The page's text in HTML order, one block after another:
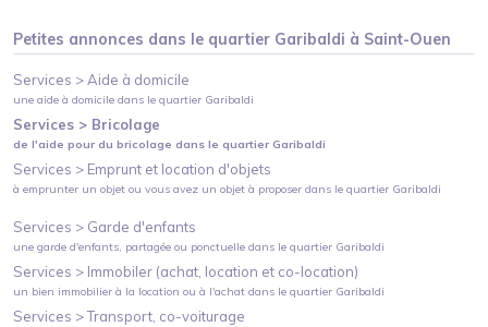
Petites annonces dans le quartier Garibaldi à Saint-Ouen
Services > Aide à domicile
une aide à domicile dans le quartier Garibaldi
Services > Bricolage
de l'aide pour du bricolage dans le quartierGaribaldi
Services > Emprunt et location d'objets
à emprunter un objet ou vous avez un objet à proposer dans le quartier Garibaldi
Services > Garde d'enfants
une garde d'enfants, partagée ou ponctuelle dans le quartier Garibaldi
Services > Immobiler (achat, location et co-location)
un bien immobilier à la location ou à l'achat dans le quartier Garibaldi
Services >Transport, co-voiturage